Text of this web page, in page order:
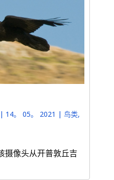
| 14。 05。 2021 |鸟类,
摄像头从开普敦丘吉